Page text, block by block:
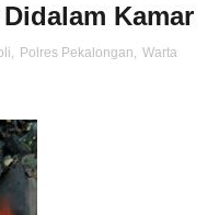
Kamar
, Polres Pekalongan, Warta